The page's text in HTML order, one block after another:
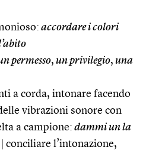
accordare i colori
permesso, un privilegio, una
a corda, intonare facendo
vibrazioni sonore con
a campione: dammi un la
conciliare l’intonazione,